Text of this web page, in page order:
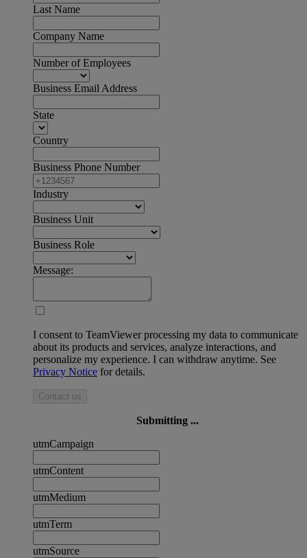
Last Name
Company Name
Number of Employees
Business Email Address
State
Country
Business Phone Number
Industry
Business Unit
Business Role
Message:
I consent to TeamViewer processing my data to communicate
about its products and services, analyze interactions, and
personalize my experience. I can withdraw anytime. See
Privacy Notice for details.
Contact us
Submitting ...
utmCampaign
utmContent
utmMedium
utmTerm
utmSource